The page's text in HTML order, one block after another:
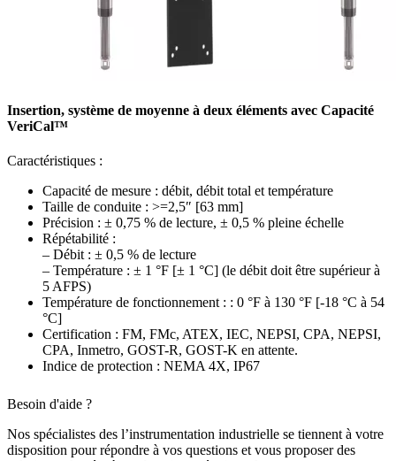
Insertion, système de moyenne à deux éléments avec Capacité
VeriCal™
Caractéristiques :
Capacité de mesure : débit, débit total et température
Taille de conduite : >=2,5″ [63 mm]
Précision : ± 0,75 % de lecture, ± 0,5 % pleine échelle
Répétabilité :
– Débit : ± 0,5 % de lecture
– Température : ± 1 °F [± 1 °C] (le débit doit être supérieur à
5 AFPS)
Température de fonctionnement : : 0 °F à 130 °F [-18 °C à 54
°C]
Certification : FM, FMc, ATEX, IEC, NEPSI, CPA, NEPSI,
CPA, Inmetro, GOST-R, GOST-K en attente.
Indice de protection : NEMA 4X, IP67
Besoin d'aide ?
Nos spécialistes des l’instrumentation industrielle se tiennent à votre
disposition pour répondre à vos questions et vous proposer des